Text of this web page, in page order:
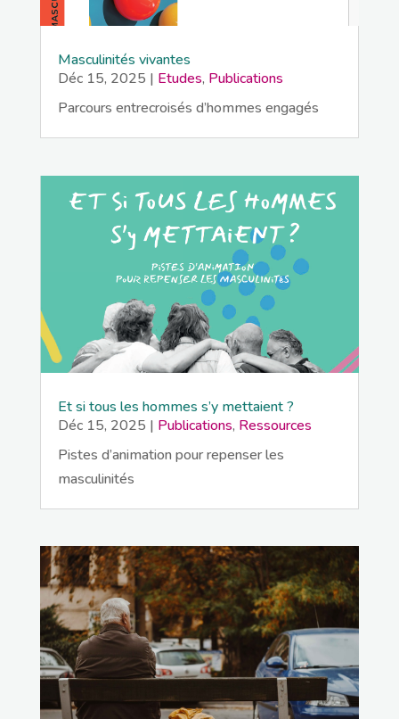
Masculinités vivantes
Déc 15, 2025 | Etudes, Publications
Parcours entrecroisés d’hommes engagés
Et si tous les hommes s’y mettaient ?
Déc 15, 2025 | Publications, Ressources
Pistes d’animation pour repenser les
masculinités